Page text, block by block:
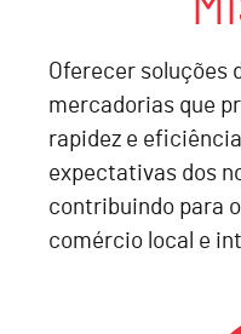
Oferecer soluções
mercadorias que
rapidez e
expectativas dos
contribuindo para
comércio local e